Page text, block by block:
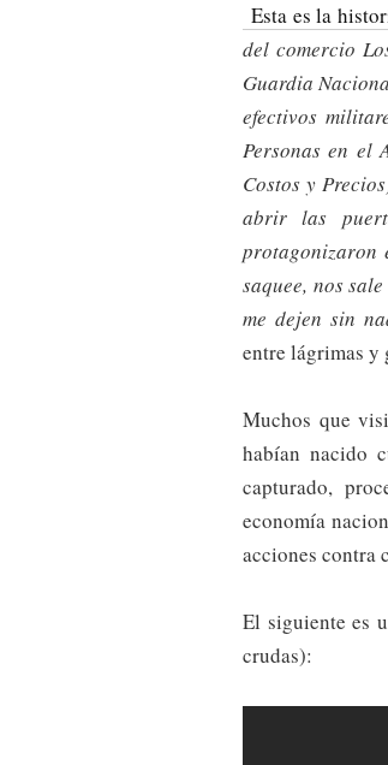
Esta es la
del comercio
Guardia
efectivos
Personas en el
Costos y
abrir las
protagonizaron
saquee, nos
me dejen sin
entre lágrimas y
Muchos que
habían nacido
capturado,
economía
acciones contra
El siguiente es
crudas):